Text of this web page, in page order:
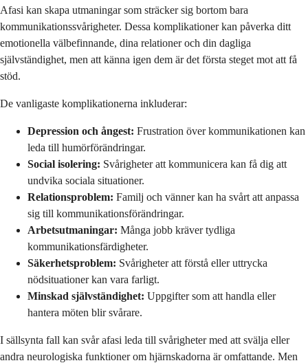
Afasi kan skapa utmaningar som sträcker sig bortom bara
kommunikationssvårigheter. Dessa komplikationer kan påverka ditt
emotionella välbefinnande, dina relationer och din dagliga
självständighet, men att känna igen dem är det första steget mot att få
stöd.
De vanligaste komplikationerna inkluderar:
Depression och ångest: Frustration över kommunikationen kan
leda till humörförändringar.
Social isolering: Svårigheter att kommunicera kan få dig att
undvika sociala situationer.
Relationsproblem: Familj och vänner kan ha svårt att anpassa
sig till kommunikationsförändringar.
Arbetsutmaningar: Många jobb kräver tydliga
kommunikationsfärdigheter.
Säkerhetsproblem: Svårigheter att förstå eller uttrycka
nödsituationer kan vara farligt.
Minskad självständighet: Uppgifter som att handla eller
hantera möten blir svårare.
I sällsynta fall kan svår afasi leda till svårigheter med att svälja eller
andra neurologiska funktioner om hjärnskadorna är omfattande. Men